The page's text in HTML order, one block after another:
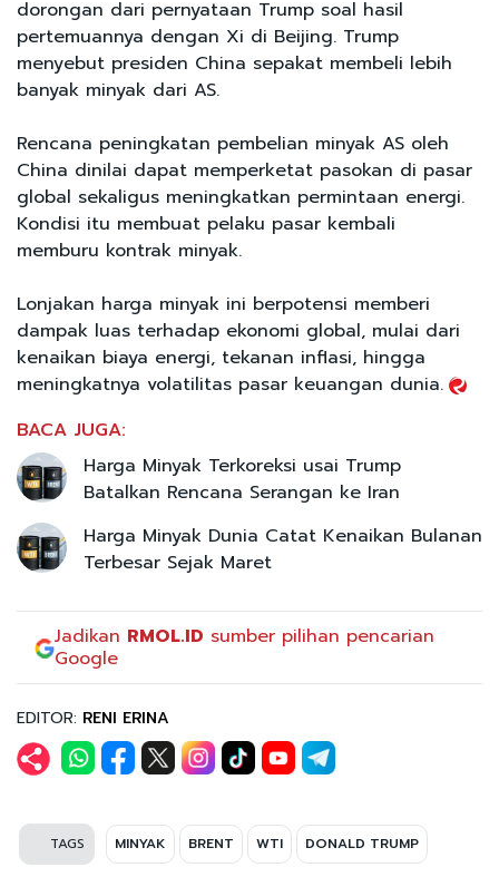
dorongan dari pernyataan Trump soal hasil
pertemuannya dengan Xi di Beijing. Trump
menyebut presiden China sepakat membeli lebih
banyak minyak dari AS.
Rencana peningkatan pembelian minyak AS oleh
China dinilai dapat memperketat pasokan di pasar
global sekaligus meningkatkan permintaan energi.
Kondisi itu membuat pelaku pasar kembali
memburu kontrak minyak.
Lonjakan harga minyak ini berpotensi memberi
dampak luas terhadap ekonomi global, mulai dari
kenaikan biaya energi, tekanan inflasi, hingga
meningkatnya volatilitas pasar keuangan dunia.
BACA JUGA:
Harga Minyak Terkoreksi usai Trump
Batalkan Rencana Serangan ke Iran
Harga Minyak Dunia Catat Kenaikan Bulanan
Terbesar Sejak Maret
Jadikan RMOL.ID sumber pilihan pencarian
Google
EDITOR: RENI ERINA
TAGS MINYAK BRENT WTI DONALD TRUMP